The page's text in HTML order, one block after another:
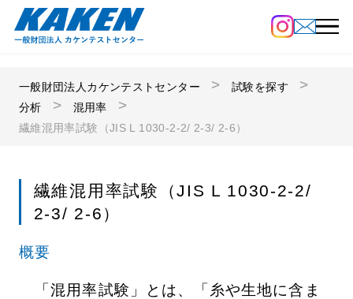
一般財団法人カケンテストセンター
試験を探す
分析
混用率
繊維混用率試験（JIS L 1030-2-2/ 2-3/ 2-6）
繊維混用率試験（JIS L 1030-2-2/
2-3/ 2-6）
概要
「混用率試験」とは、「糸や生地に含ま